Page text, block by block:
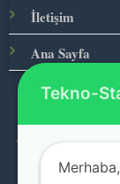
İletişim
Ana Sayfa
©
Tekno-
Merhaba,